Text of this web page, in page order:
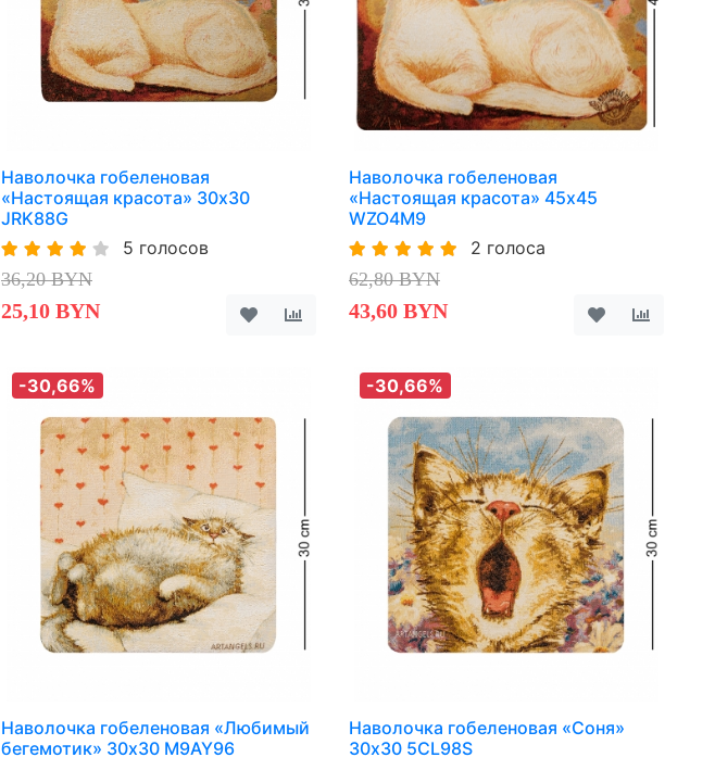
Наволочка гобеленовая
«Настоящая красота» 30х30
JRK88G
5 голосов
36,20 BYN
25,10 BYN
Наволочка гобеленовая
«Настоящая красота» 45х45
WZO4M9
2 голоса
62,80 BYN
43,60 BYN
-30,66%
Наволочка гобеленовая «Любимый
бегемотик» 30х30 M9AY96
-30,66%
Наволочка гобеленовая «Соня»
30х30 5CL98S